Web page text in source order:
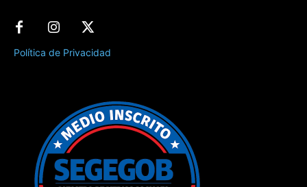
Política de Privacidad